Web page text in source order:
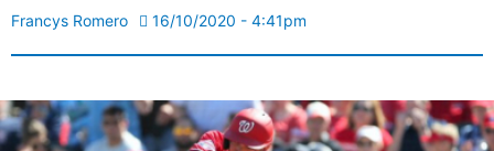
Francys Romero 16/10/2020 - 4:41pm